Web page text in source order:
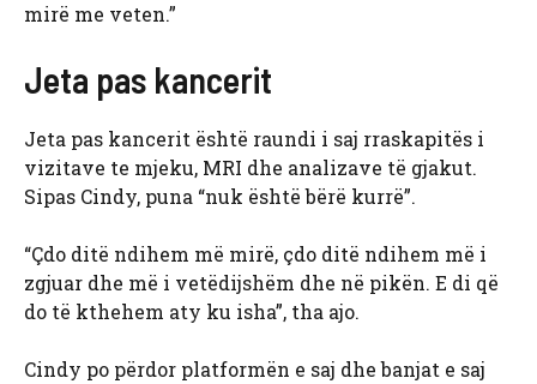
mirë me veten.”
Jeta pas kancerit
Jeta pas kancerit është raundi i saj rraskapitës i
vizitave te mjeku, MRI dhe analizave të gjakut.
Sipas Cindy, puna “nuk është bërë kurrë”.
“Çdo ditë ndihem më mirë, çdo ditë ndihem më i
zgjuar dhe më i vetëdijshëm dhe në pikën. E di që
do të kthehem aty ku isha”, tha ajo.
Cindy po përdor platformën e saj dhe banjat e saj